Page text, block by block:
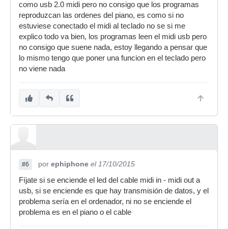
como usb 2.0 midi pero no consigo que los programas
reproduzcan las ordenes del piano, es como si no
estuviese conectado el midi al teclado no se si me
explico todo va bien, los programas leen el midi usb pero
no consigo que suene nada, estoy llegando a pensar que
lo mismo tengo que poner una funcion en el teclado pero
no viene nada
#6 por ephiphone el 17/10/2015
Fíjate si se enciende el led del cable midi in - midi out a
usb, si se enciende es que hay transmisión de datos, y el
problema sería en el ordenador, ni no se enciende el
problema es en el piano o el cable